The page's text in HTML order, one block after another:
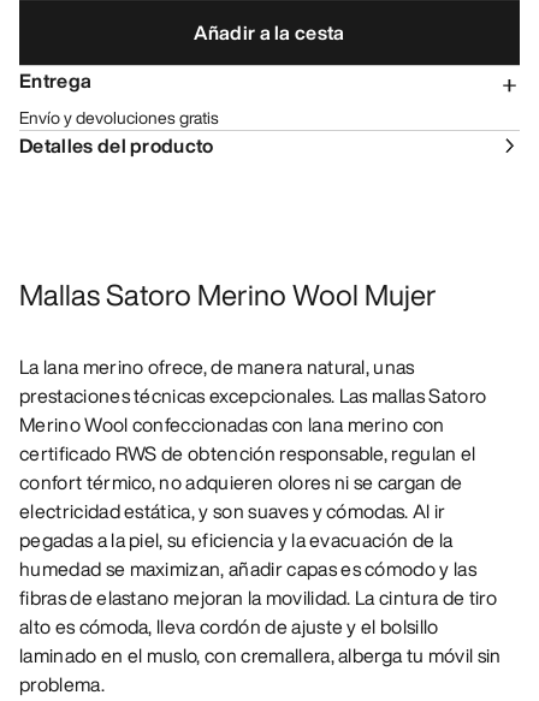
Añadir a la cesta
Entrega
Envío y devoluciones gratis
Detalles del producto
Mallas Satoro Merino Wool Mujer
La lana merino ofrece, de manera natural, unas
prestaciones técnicas excepcionales. Las mallas Satoro
Merino Wool confeccionadas con lana merino con
certificado RWS de obtención responsable, regulan el
confort térmico, no adquieren olores ni se cargan de
electricidad estática, y son suaves y cómodas. Al ir
pegadas a la piel, su eficiencia y la evacuación de la
humedad se maximizan, añadir capas es cómodo y las
fibras de elastano mejoran la movilidad. La cintura de tiro
alto es cómoda, lleva cordón de ajuste y el bolsillo
laminado en el muslo, con cremallera, alberga tu móvil sin
problema.